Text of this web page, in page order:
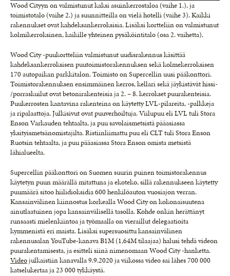
Wood Cityyn on valmistunut kaksi asuinkerrostaloa (vaihe 1.), ja
toimistotalo (vaihe 2.) ja suunnitteilla on vielä hotelli (vaihe 3). Kaikki
rakennukset ovat kahdeksankerroksisia. Lisäksi kortteliin on valmistunut
kolmikerroksinen, kaikille yhteinen pysäköintitalo (osa 2. vaihetta).
Wood City -puukortteliin valmistunut uudisrakennus käsittää
kahdeksankerroksisen puutoimistorakennuksen sekä kolmekerroksisen
170 autopaikan parkkitalon. Toimisto on Supercellin uusi pääkonttori.
Toimistorakennuksen ensimmäinen kerros, kellari sekä jäykistävät hissi-
/porraskuilut ovat betonirakenteisia ja 2. – 8. kerrokset puurakenteisia.
Puukerrosten kantavina rakenteina on käytetty LVL-pilareita, -palkkeja
ja ripalaattoja. Julkisivut ovat puuverhoiltuja. Viilupuu eli LVL tuli Stora
Enson Varkauden tehtaalta, ja puu savolaismetsistä pääasiassa
yksityismetsänomistajilta. Ristiinliimattu puu eli CLT tuli Stora Enson
Ruotsin tehtaalta, ja puu pääasiassa Stora Enson omista metsistä
lähialueelta.
Supercellin pääkonttori on Suomen suurin puinen toimistorakennus
käytetyn puun määrällä mitattuna ja ekoteko, sillä rakennukseen käytetty
puumäärä sitoo hiilidioksidia 600 henkilöauton vuosiajon verran.
Kansainvälinen kiinnostus korkealla Wood City on kokonaisuutena
ainutlaatuinen jopa kansainvälisellä tasolla. Kohde onkin herättänyt
runsaasti mielenkiintoa ja työmaalla on vieraillut delegaatioita
kymmenistä eri maista. Lisäksi supersuosittu kansainvälinen
rakennusalan YouTube-kanava B1M (1,64M tilaajaa) halusi tehdä videon
puurakentamisesta, ja esitteli siinä nimenomaan Wood City -hanketta.
Videojulkaistiin kanavalla 9.9.2020 ja viikossa video sai lähes 700 000
katselukertaa ja 23 000 tykkäystä.